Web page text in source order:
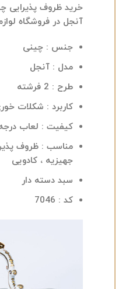
خرید ظروف پذیرایی
آنجل در فروشگاه
جنس : چینی
مدل : آنجل
طرح : 2 فرشته
کاربرد : شکلات
کیفیت : لعاب
مناسب : ظروف
جهیزیه ، کادویی
سبد دسته دار
کد : 7046